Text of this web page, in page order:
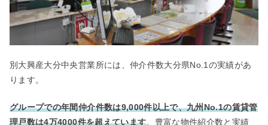
別大興産大分中央営業所には、仲介件数大分県No.1の実績があ
ります。
グループでの年間仲介件数は9,000件以上で、九州No.1の賃貸管
理戸数は4万4000件を超えています。豊富な物件紹介数と実績